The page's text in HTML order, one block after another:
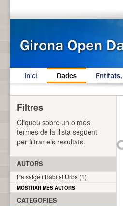
Inici Dades
Filtres
Cliqueu sobre un o més
termes de la llista següent
per filtrar els resultats.
AUTORS
Paisatge i Hàbitat Urbà (1)
MOSTRAR MÉS AUTORS
CATEGORIES